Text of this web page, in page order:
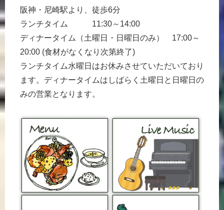
阪神・尼崎駅より、徒歩6分
ランチタイム 11:30～14:00
ディナータイム（土曜日・日曜日のみ） 17:00～
20:00 (食材がなくなり次第終了)
ランチタイム水曜日はお休みさせていただいており
ます。ディナータイムはしばらく土曜日と日曜日の
みの営業となります。